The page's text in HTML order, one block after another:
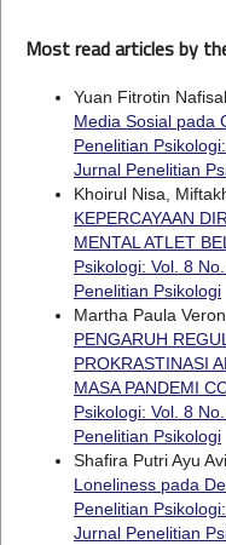
Most read articles by
Yuan Fitrotin
Media Sosial pada
Penelitian
Jurnal Penelitian
Khoirul Nisa,
KEPERCAYAAN
MENTAL ATLET
Psikologi: Vol. 8
Penelitian Psikologi
Martha Paula
PENGARUH
PROKRASTINASI
MASA PANDEMI
Psikologi: Vol. 8
Penelitian Psikologi
Shafira Putri Ayu
Loneliness pada
Penelitian
Jurnal Penelitian